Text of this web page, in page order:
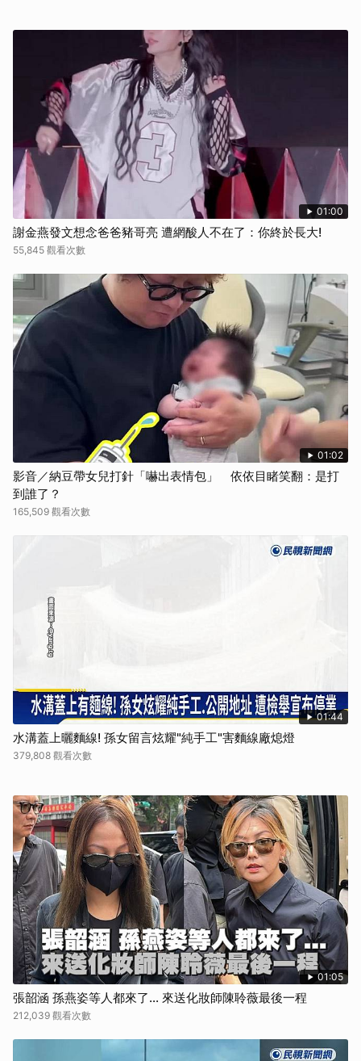
01:00
謝金燕發文想念爸爸豬哥亮 遭網酸人不在了：你終於長大!
55,845 觀看次數
01:02
影音／納豆帶女兒打針「嚇出表情包」 依依目睹笑翻：是打
到誰了？
165,509 觀看次數
01:44
水溝蓋上曬麵線! 孫女留言炫耀"純手工"害麵線廠熄燈
379,808 觀看次數
01:05
張韶涵 孫燕姿等人都來了... 來送化妝師陳聆薇最後一程
212,039 觀看次數